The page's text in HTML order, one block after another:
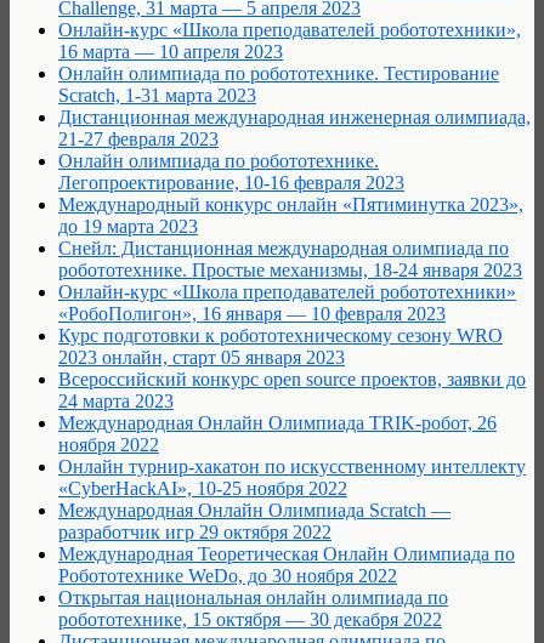
Challenge, 31 марта — 5 апреля 2023
Онлайн-курс «Школа преподавателей робототехники»,
16 марта — 10 апреля 2023
Онлайн олимпиада по робототехнике. Тестирование
Scratch, 1-31 марта 2023
Дистанционная международная инженерная олимпиада,
21-27 февраля 2023
Онлайн олимпиада по робототехнике.
Легопроектирование, 10-16 февраля 2023
Международный конкурс онлайн «Пятиминутка 2023»,
до 19 марта 2023
Снейл: Дистанционная международная олимпиада по
робототехнике. Простые механизмы, 18-24 января 2023
Онлайн-курс «Школа преподавателей робототехники»
«РобоПолигон», 16 января — 10 февраля 2023
Курс подготовки к робототехническому сезону WRO
2023 онлайн, старт 05 января 2023
Всероссийский конкурс open source проектов, заявки до
24 марта 2023
Международная Онлайн Олимпиада TRIK-робот, 26
ноября 2022
Онлайн турнир-хакатон по искусственному интеллекту
«CyberHackAI», 10-25 ноября 2022
Международная Онлайн Олимпиада Scratch —
разработчик игр 29 октября 2022
Международная Теоретическая Онлайн Олимпиада по
Робототехнике WeDo, до 30 ноября 2022
Открытая национальная онлайн олимпиада по
робототехнике, 15 октября — 30 декабря 2022